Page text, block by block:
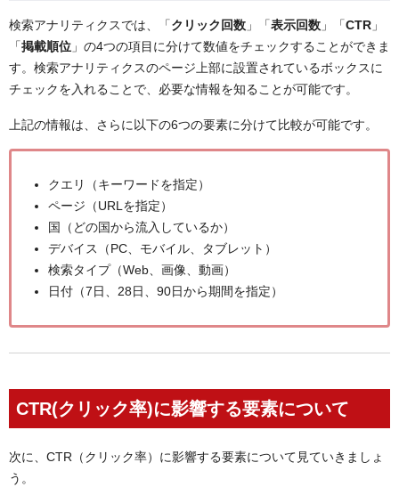
検索アナリティクスでは、「クリック回数 」「表示回数 」「CTR 」
「掲載順位 」の4つの項目に分けて数値をチェックすることができま
す。 検索アナリティクスのページ上部に設置されているボックスに
チェックを入れることで、必要な情報を知ることが可能です。
上記の情報は、さらに以下の6つの要素に分けて比較が可能です。
クエリ（キーワードを指定）
ページ（URLを指定）
国（どの国から流入しているか）
デバイス（PC、モバイル、タブレット）
検索タイプ（Web、画像、動画）
日付（7日、28日、90日から期間を指定）
CTR(クリック率)に影響する要素について
次に、CTR（クリック率）に影響する要素について見ていきましょ
う。